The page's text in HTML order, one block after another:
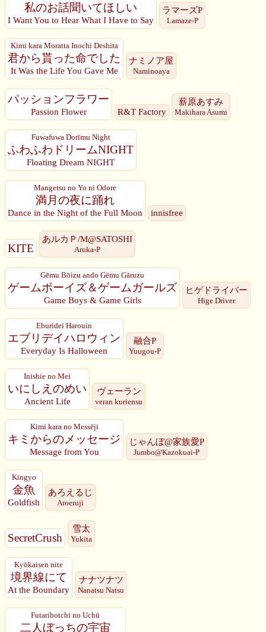
私のお話聞いてほしい
I Want You to Hear What I Have to Say
ラマーズP
Lamaze-P
Kimi kara Moratta Inochi Deshita
君から貰った命でした
It Was the Life You Gave Me
ナミノア屋
Naminoaya
パッションフラワー
Passion Flower R&T Factory
薪原あすみ
Makihara Asumi
Fuwafuwa Dorīmu Night
ふわふわドリームNIGHT
Floating Dream NIGHT
Mangetsu no Yo ni Odore
満月の夜に踊れ
Dance in the Night of the Full Moon innisfree
KITE
あルカＰ/M@SATOSHI
Aruka-P
Gēmu Bōizu ando Gēmu Gāruzu
ゲームボーイズ＆ゲームガールズ
Game Boys & Game Girls
ヒゲドライバー
Hige Driver
Eburidei Harouin
エブリデイハロウィン
Everyday Is Halloween
融合P
Yuugou-P
Inishie no Mei
いにしえのめい
Ancient Life
ヴェーラン
veran kuriensu
Kimi kara no Messēji
キミからのメッセージ
Message from You
じゃんぼ@家族愛P
Jumbo@Kazokuai-P
Kingyo
金魚
Goldfish
あろえるじ
Aroeruji
SecretCrush
雪太
Yukita
Kyōkaisen nite
境界線にて
At the Boundary
ナナツナツ
Nanatsu Natsu
Futaribotchi no Uchū
二人ぼっちの宇宙